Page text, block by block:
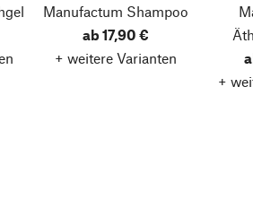
Manufactum Shampoo
ab 17,90 €
+ weitere Varianten
+